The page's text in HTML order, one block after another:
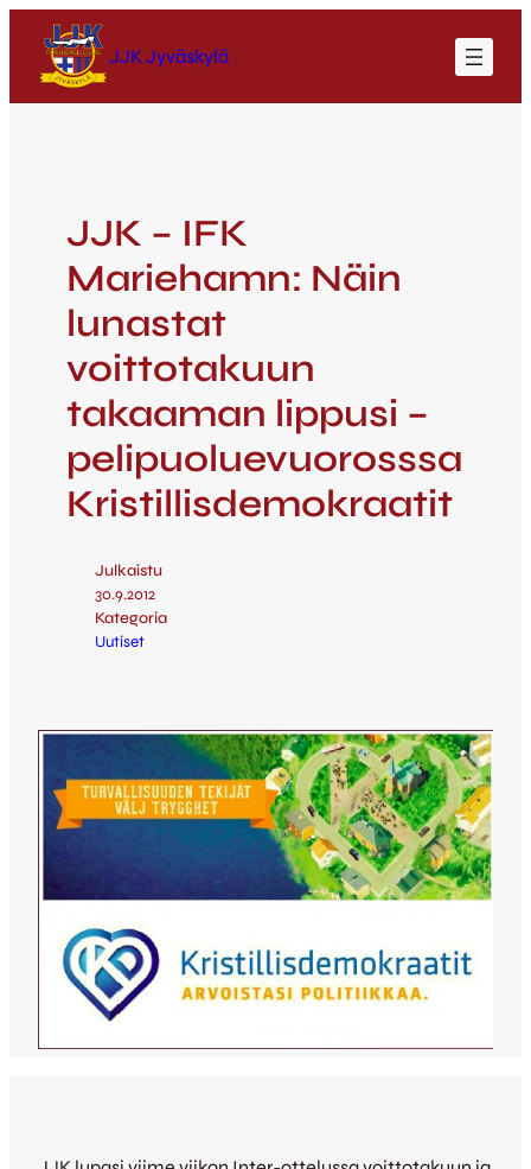
JJK Jyväskylä
JJK – IFK
Mariehamn: Näin
lunastat
voittotakuun
takaaman lippusi –
pelipuoluevuorosssa
Kristillisdemokraatit
Julkaistu
30.9.2012
Kategoria
Uutiset